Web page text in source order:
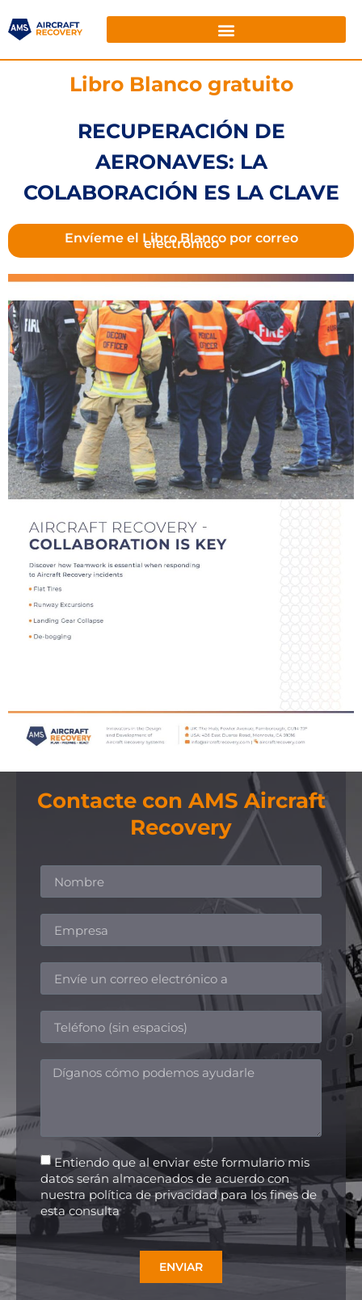
Libro Blanco gratuito
RECUPERACIÓN DE
AERONAVES: LA
COLABORACIÓN ES LA CLAVE
Envíeme el Libro Blanco por correo
electrónico
Contacte con AMS Aircraft
Recovery
Entiendo que al enviar este formulario mis
datos serán almacenados de acuerdo con
nuestra política de privacidad para los fines de
esta consulta
ENVIAR